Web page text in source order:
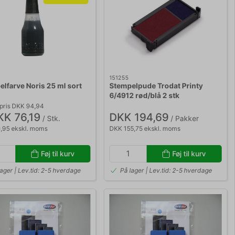
Noris 25 ml sort
DKK 94,94
76,19 / Stk.
ekskl. moms
Føj til kurv
| Lev.tid: 2-5 hverdage
151255
Stempelpude Trodat Printy
6/4912 rød/blå 2 stk
DKK 194,69 / Pakker
DKK 155,75 ekskl. moms
Føj til kurv
På lager | Lev.tid: 2-5 hverdage